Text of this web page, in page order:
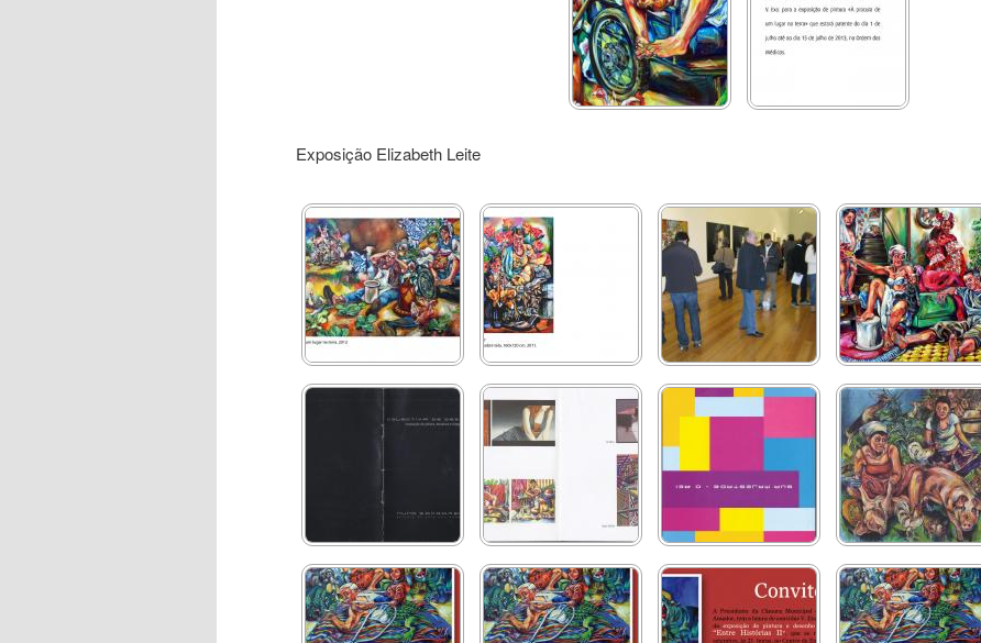
À procura de um lugar na
À procura de um lugar na
Exposição Elizabeth Leite
Aveiro Jovem Criador
2012
Aveiro Jovem Criador
2012
Aveiro Jovem Criador
2012
Actores em conflito
crescente
Colectiva Dezembro -
Galeria Nuno Sacramento
Dezembro - Galeria Nuno
Sacramento
Catálogo - Sua Majestade
o Rei
Pacto deleitável - Sua
Majestade O Rei